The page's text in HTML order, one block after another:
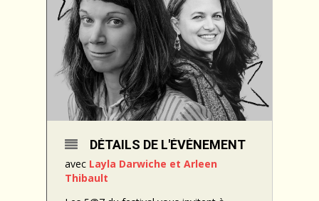
DÉTAILS DE L'ÉVÉNEMENT
avecLayla Darwiche et Arleen
Thibault